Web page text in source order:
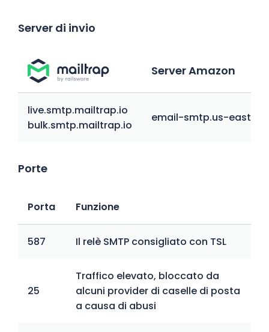
Server di invio
Server Amazon
live.smtp.mailtrap.io
bulk.smtp.mailtrap.io
email-smtp.us-east-
Porte
Porta Funzione
587 Il relè SMTP consigliato con TSL
25
Traffico elevato, bloccato da
alcuni provider di caselle di posta
a causa di abusi